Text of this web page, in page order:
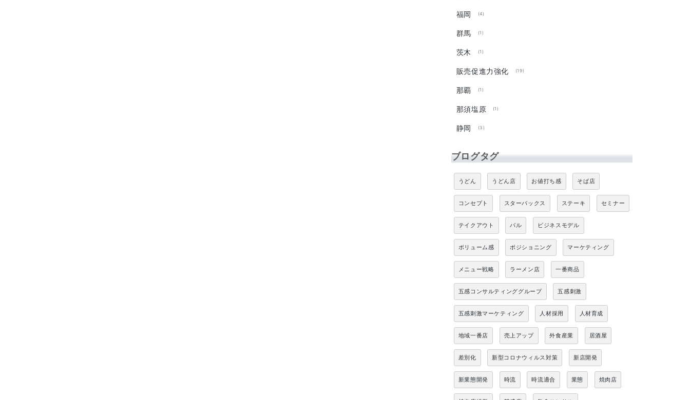
福岡 (4)
群馬 (1)
茨木 (1)
販売促進力強化 (19)
那覇 (1)
那須塩原 (1)
静岡 (3)
ブログタグ
うどん うどん店 お値打ち感 そば店
コンセプト スターバックス ステーキ セミナー
テイクアウト バル ビジネスモデル
ボリューム感 ポジショニング マーケティング
メニュー戦略 ラーメン店 一番商品
五感コンサルティンググループ 五感刺激
五感刺激マーケティング 人材採用 人材育成
地域一番店 売上アップ 外食産業 居酒屋
差別化 新型コロナウィルス対策 新店開発
新業態開発 時流 時流適合 業態 焼肉店